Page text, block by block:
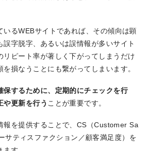
いるWEBサイトであれば、その傾向は顕
誤字脱字、あるいは誤情報が多いサイト
リピート率が著しく下がってしまうだけ
損なうことにも繋がってしまいます。
保するために、定期的にチェックを行
や更新を行う ことが重要です。
報を提供することで、CS（Customer Sa
サティスファクション／顧客満足度）を